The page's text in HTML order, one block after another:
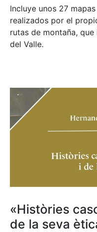
Incluye unos 27
realizados por el
rutas de montaña,
del Valle.
«Històries
de la seva